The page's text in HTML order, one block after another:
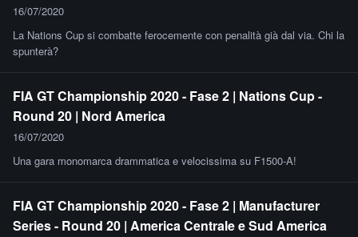
16/07/2020
La Nations Cup si combatte ferocemente con penalità già dal via. Chi la
spunterà?
FIA GT Championship 2020 - Fase 2 | Nations Cup -
Round 20 | Nord America
16/07/2020
Una gara monomarca drammatica e velocissima su F1500-A!
FIA GT Championship 2020 - Fase 2 | Manufacturer
Series - Round 20 | America Centrale e Sud America